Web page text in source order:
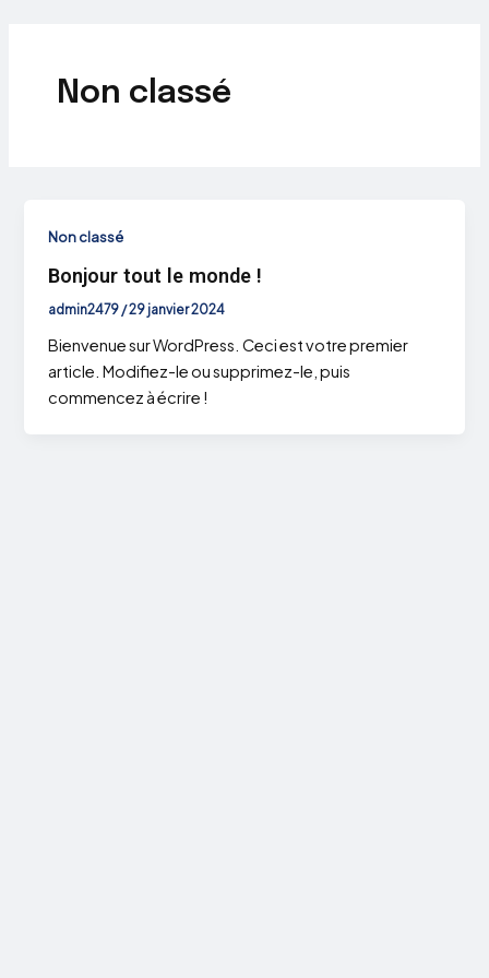
Non classé
Non classé
Bonjour tout le monde !
admin2479/29 janvier 2024
Bienvenue sur WordPress. Ceci est votre premier
article. Modifiez-le ou supprimez-le, puis
commencez à écrire !